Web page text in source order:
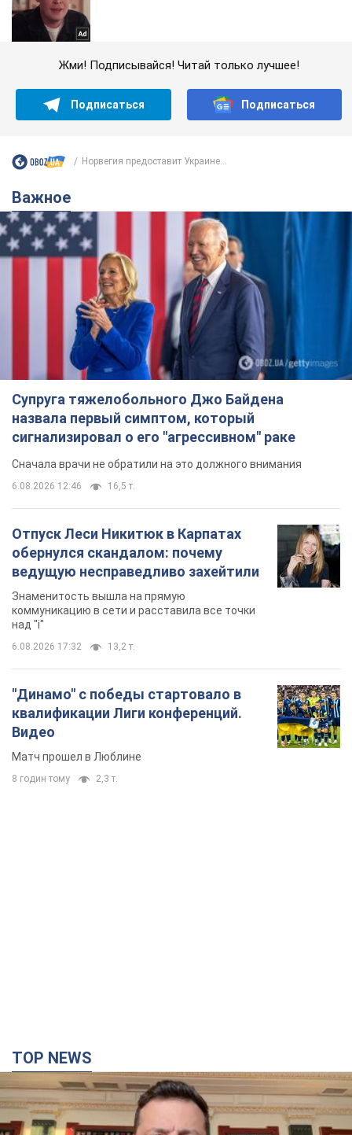
Жми! Подписывайся! Читай только лучшее!
Подписаться Подписаться
Норвегия предоставит Украине...
Важное
Супруга тяжелобольного Джо Байдена
назвала первый симптом, который
сигнализировал о его "агрессивном" раке
Сначала врачи не обратили на это должного внимания
6.08.2026 12:46 16,5 т.
Отпуск Леси Никитюк в Карпатах
обернулся скандалом: почему
ведущую несправедливо захейтили
Знаменитость вышла на прямую
коммуникацию в сети и расставила все точки
над "i"
6.08.2026 17:32 13,2 т.
"Динамо" с победы стартовало в
квалификации Лиги конференций.
Видео
Матч прошел в Люблине
8 годин тому 2,3 т.
TOP NEWS